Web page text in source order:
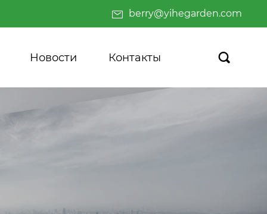
berry@yihegarden.com
Новости Контакты 